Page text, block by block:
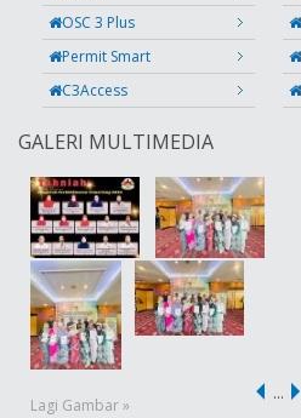
OSC 3 Plus
Permit Smart
C3Access
GALERI MULTIMEDIA
Lagi Gambar »
…